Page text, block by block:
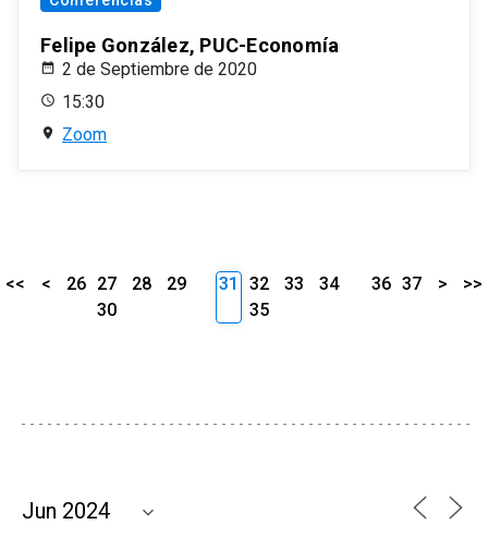
Felipe González, PUC-Economía
2 de Septiembre de 2020
15:30
Zoom
<< < 26 27 28
29
30
31 32 33
34
35
36 37 > >>